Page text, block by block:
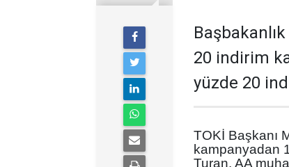
20 indirim
yüzde 20
TOKİ Başkanı
kampanyadan
Turan, AA